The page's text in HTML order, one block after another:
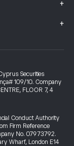
+
+
Securities
109/10. Company
FLOOR 7, 4
Conduct Authority
Firm Reference
No. 07973792.
Wharf, London E14